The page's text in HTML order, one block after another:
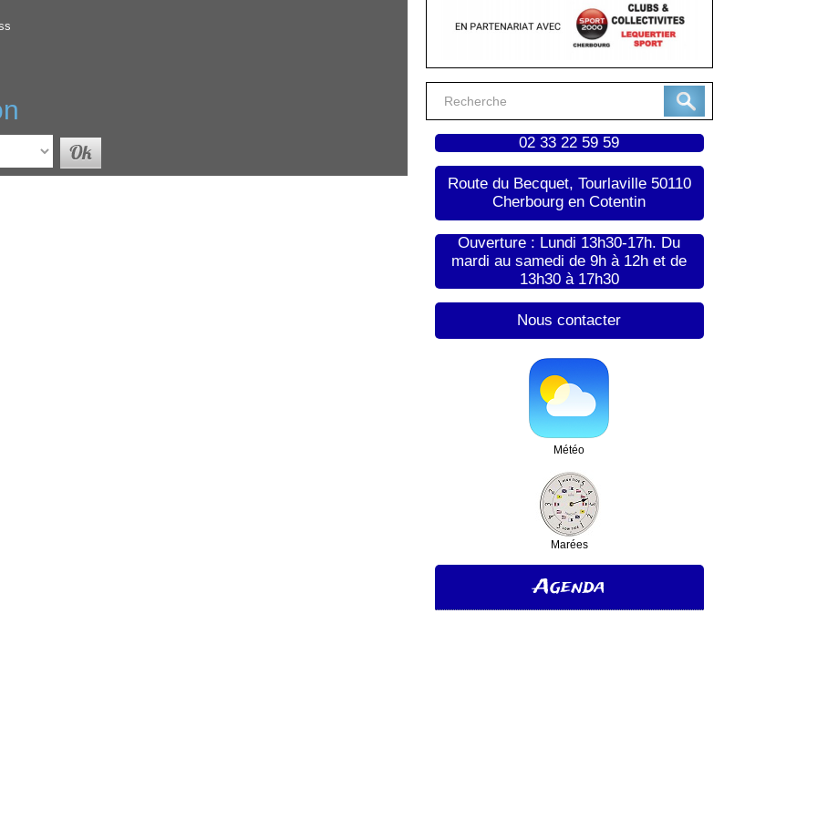
02 33 22 59 59
Route du Becquet, Tourlaville 50110
Cherbourg en Cotentin
Ouverture : Lundi 13h30-17h. Du
mardi au samedi de 9h à 12h et de
13h30 à 17h30
Nous contacter
Météo
Marées
Agenda